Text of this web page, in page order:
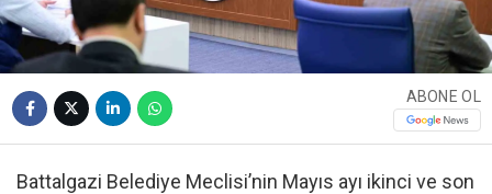
ABONE OL
Battalgazi Belediye Meclisi’nin Mayıs ayı ikinci ve son